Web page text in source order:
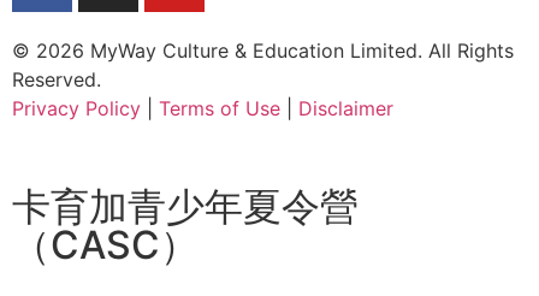
© 2026 MyWay Culture & Education Limited. All Rights
Reserved.
Privacy Policy
Terms of Use Disclaimer
卡育加青少年夏令營
（CASC）